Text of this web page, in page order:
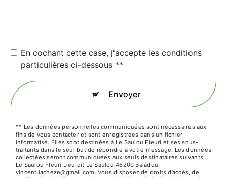
En cochant cette case, j'accepte les conditions
particulières ci-dessous **
Envoyer
** Les données personnelles communiquées sont nécessaires aux
fins de vous contacter et sont enregistrées dans un fichier
informatisé. Elles sont destinées à Le Saulou Fleuri et ses sous-
traitants dans le seul but de répondre à votre message. Les données
collectées seront communiquées aux seuls destinataires suivants:
Le Saulou Fleuri Lieu dit Le Saulou 46200 Baladou
vincent.lacheze@gmail.com. Vous disposez de droits d’accès, de